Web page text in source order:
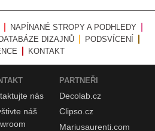
NAPÍNANÉ STROPY A PODHLEDY
DATABÁZE DIZAJNŮ
PODSVÍCENÍ
KONTAKT
nás
náš
PARTNEŘI
Decolab.cz
Clipso.cz
Mariusaurenti.com